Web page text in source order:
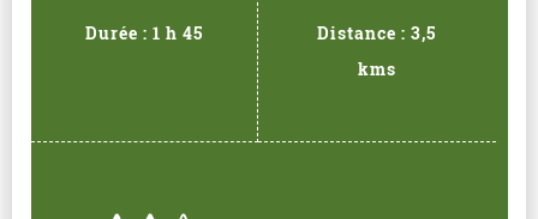
Durée : 1 h 45
Distance : 3,5
kms